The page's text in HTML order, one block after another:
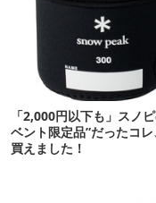
「2,000円以下も」スノ
ベント限定品”だったコ
買えました！